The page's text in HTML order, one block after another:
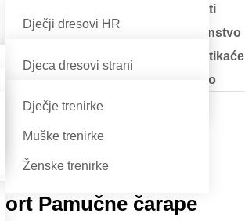
Dječji dresovi HR
Djeca dresovi strani
Dječje trenirke
Muške trenirke
Ženske trenirke
Rekviziti
Dom i kućanstvo
Klompe i natikaće
Ostalo
Pamučne čarape